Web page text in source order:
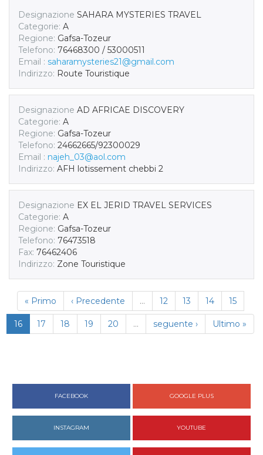
Designazione SAHARA MYSTERIES TRAVEL
Categorie: A
Regione: Gafsa-Tozeur
Telefono: 76468300 / 53000511
Email : saharamysteries21@gmail.com
Indirizzo: Route Touristique
Designazione AD AFRICAE DISCOVERY
Categorie: A
Regione: Gafsa-Tozeur
Telefono: 24662665/92300029
Email : najeh_03@aol.com
Indirizzo: AFH lotissement chebbi 2
Designazione EX EL JERID TRAVEL SERVICES
Categorie: A
Regione: Gafsa-Tozeur
Telefono: 76473518
Fax: 76462406
Indirizzo: Zone Touristique
« Primo ‹ Precedente … 12 13 14 15
16 17 18 19 20 … seguente › Ultimo »
FACEBOOK GOOGLE PLUS
INSTAGRAM YOUTUBE